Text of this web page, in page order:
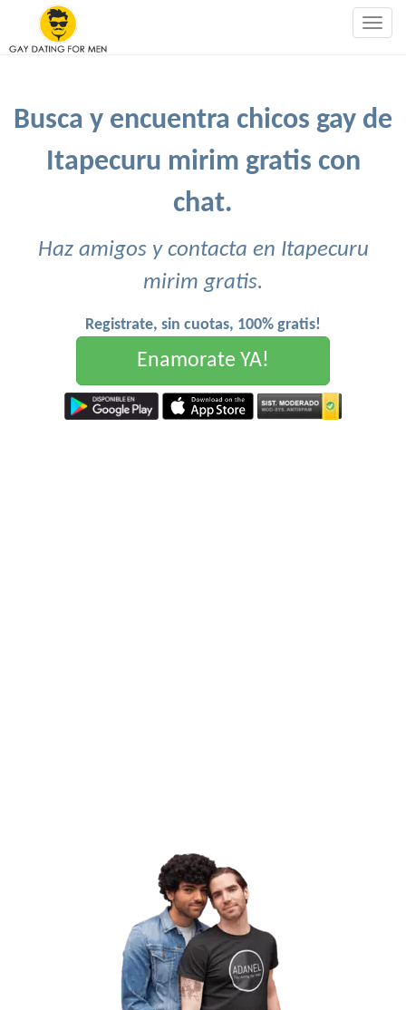
Busca y encuentra chicos gay de
Itapecuru mirim gratis con
chat.
Haz amigos y contacta en Itapecuru
mirim gratis.
Registrate, sin cuotas, 100% gratis!
Enamorate YA!